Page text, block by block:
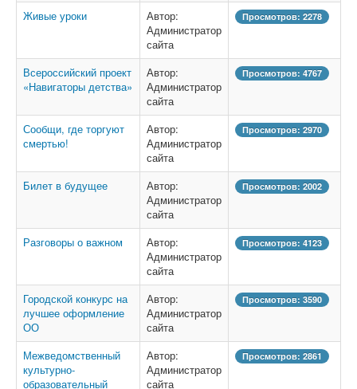
Живые уроки
Автор:
Администратор
сайта
Просмотров: 2278
Всероссийский проект
«Навигаторы детства»
Автор:
Администратор
сайта
Просмотров: 4767
Сообщи, где торгуют
смертью!
Автор:
Администратор
сайта
Просмотров: 2970
Билет в будущее
Автор:
Администратор
сайта
Просмотров: 2002
Разговоры о важном
Автор:
Администратор
сайта
Просмотров: 4123
Городской конкурс на
лучшее оформление
ОО
Автор:
Администратор
сайта
Просмотров: 3590
Межведомственный
культурно-
образовательный
Автор:
Администратор
сайта
Просмотров: 2861